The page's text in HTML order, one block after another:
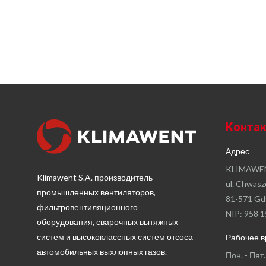
Klimawent S.A. производитель
промышленных вентиляторов,
фильтровентиляционного
оборудования, сварочных вытяжных
систем и высококлассных систем отсоса
автомобильных выхлопных газов.
Адрес
ul.
81-571
NIP: 958
Рабочее
Пон. -